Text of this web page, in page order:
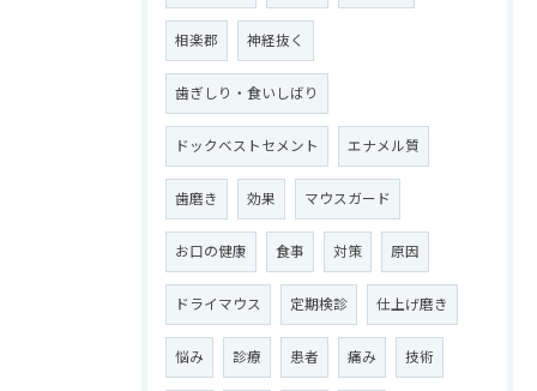
相楽郡 神経抜く
歯ぎしり・食いしばり
ドックベストセメント エナメル質
歯磨き 効果 マウスガード
お口の健康 食事 対策 原因
ドライマウス 定期検診 仕上げ磨き
悩み 診療 患者 痛み 技術